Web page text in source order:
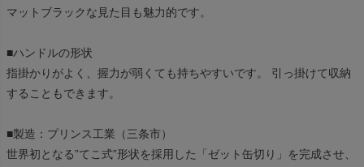
マットブラックな見た目も魅力的です。
■ハンドルの形状
指掛かりがよく、握力が弱くても持ちやすいです。 引っ掛けて収納
することもできます。
■製造：プリンス工業（三条市）
世界初となる”てこ式”形状を採用した「ゼット缶切り」を完成させ、